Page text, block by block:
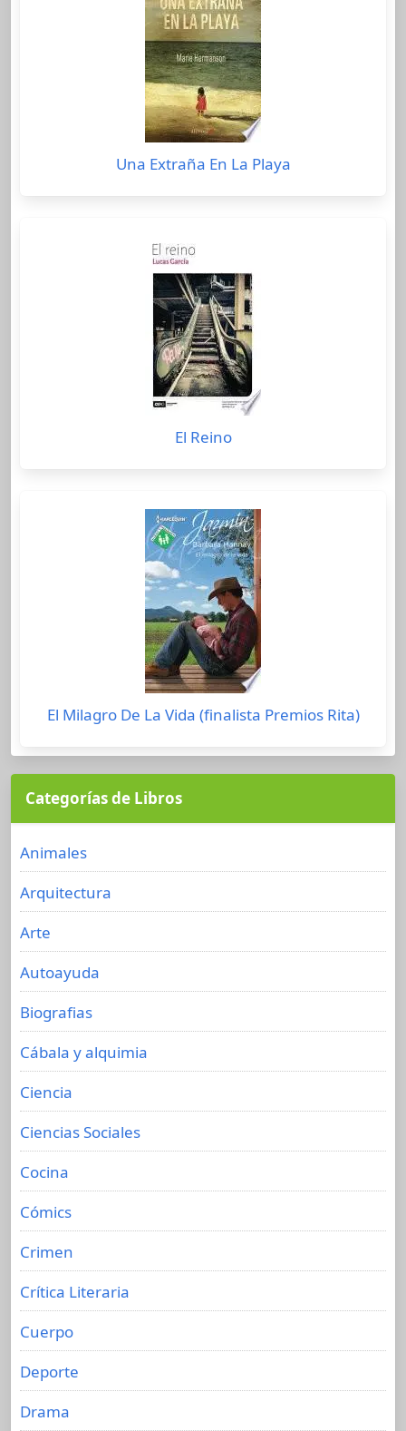
Una Extraña En La Playa
El Reino
El Milagro De La Vida (finalista Premios Rita)
Categorías de Libros
Animales
Arquitectura
Arte
Autoayuda
Biografias
Cábala y alquimia
Ciencia
Ciencias Sociales
Cocina
Cómics
Crimen
Crítica Literaria
Cuerpo
Deporte
Drama